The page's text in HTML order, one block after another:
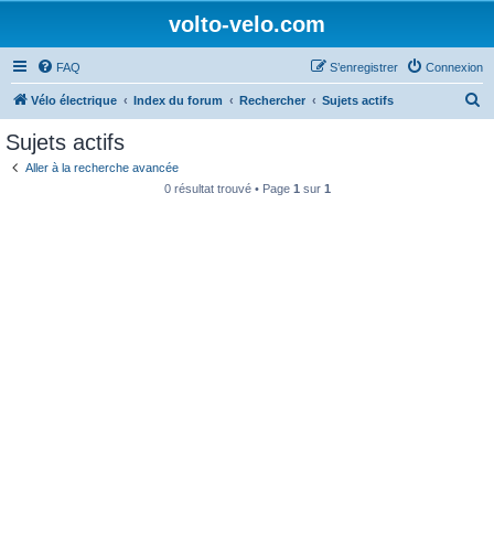
volto-velo.com
FAQ Connexion
S’enregistrer
Vélo électrique Index du forum Rechercher Sujets actifs
Sujets actifs
Aller à la recherche avancée
0 résultat trouvé • Page 1 sur 1